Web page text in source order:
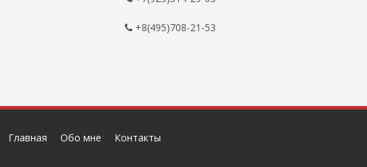
+8(495)708-21-53
Главная Обо мне Контакты